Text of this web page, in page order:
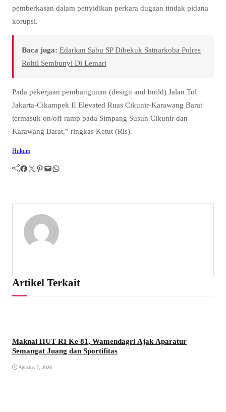
pemberkasan dalam penyidikan perkara dugaan tindak pidana
korupsi.
Baca juga: Edarkan Sabu SP Dibekuk Satnarkoba Polres
Rohil Sembunyi Di Lemari
Pada pekerjaan pembangunan (design and build) Jalan Tol
Jakarta-Cikampek II Elevated Ruas Cikunir-Karawang Barat
termasuk on/off ramp pada Simpang Susun Cikunir dan
Karawang Barat,” ringkas Ketut (Rls).
Hukum
Facebook Twitter Pinterest Mail WhatsApp
Artikel Terkait
Maknai HUT RI Ke 81, Wamendagri Ajak Aparatur
Semangat Juang dan Sportifitas
Agustus 7, 2026